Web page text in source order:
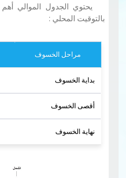
يحتوي الجدول الموالي
بالتوقيت المحلي :
مراحل الخسوف
بداية الخسوف
أقصى الخسوف
نهاية الخسوف